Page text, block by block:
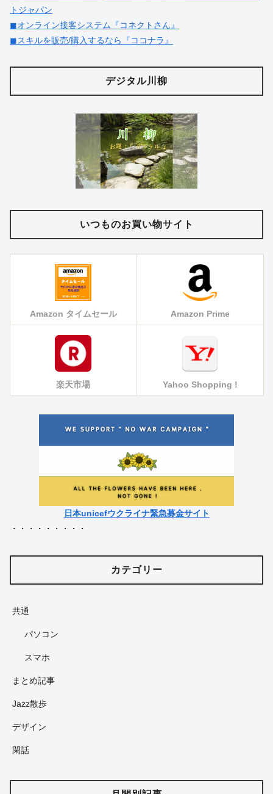
トジャパン
◼︎オンライン接客システム『コネクトさん』
◼︎スキルを販売/購入するなら『ココナラ』
デジタル川柳
いつものお買い物サイト
Amazon タイムセール Amazon Prime
楽天市場 Yahoo Shopping !
日本unicefウクライナ緊急募金サイト
・・・・・・・・・
カテゴリー
共通
パソコン
スマホ
まとめ記事
Jazz散歩
デザイン
閑話